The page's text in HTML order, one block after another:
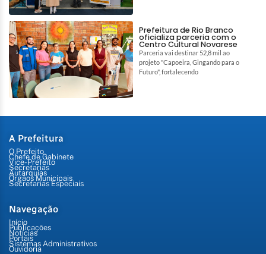
Prefeitura de Rio Branco
oficializa parceria com o
Centro Cultural Novarese
Parceria vai destinar 52,8 mil ao
projeto "Capoeira, Gingando para o
Futuro", fortalecendo
A Prefeitura
O Prefeito
Chefe de Gabinete
Vice-Prefeito
Secretarias
Autarquias
Órgãos Municipais
Secretarias Especiais
Navegação
Início
Publicações
Notícias
Portais
Sistemas Administrativos
Ouvidoria